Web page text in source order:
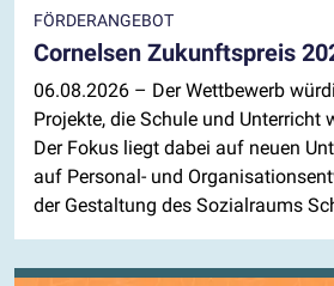
FÖRDERANGEBOT
Cornelsen Zukunftspreis
06.08.2026 – Der Wettbewerb
Projekte, die Schule und Unterricht
Der Fokus liegt dabei auf neuen
auf Personal- und
der Gestaltung des Sozialraums